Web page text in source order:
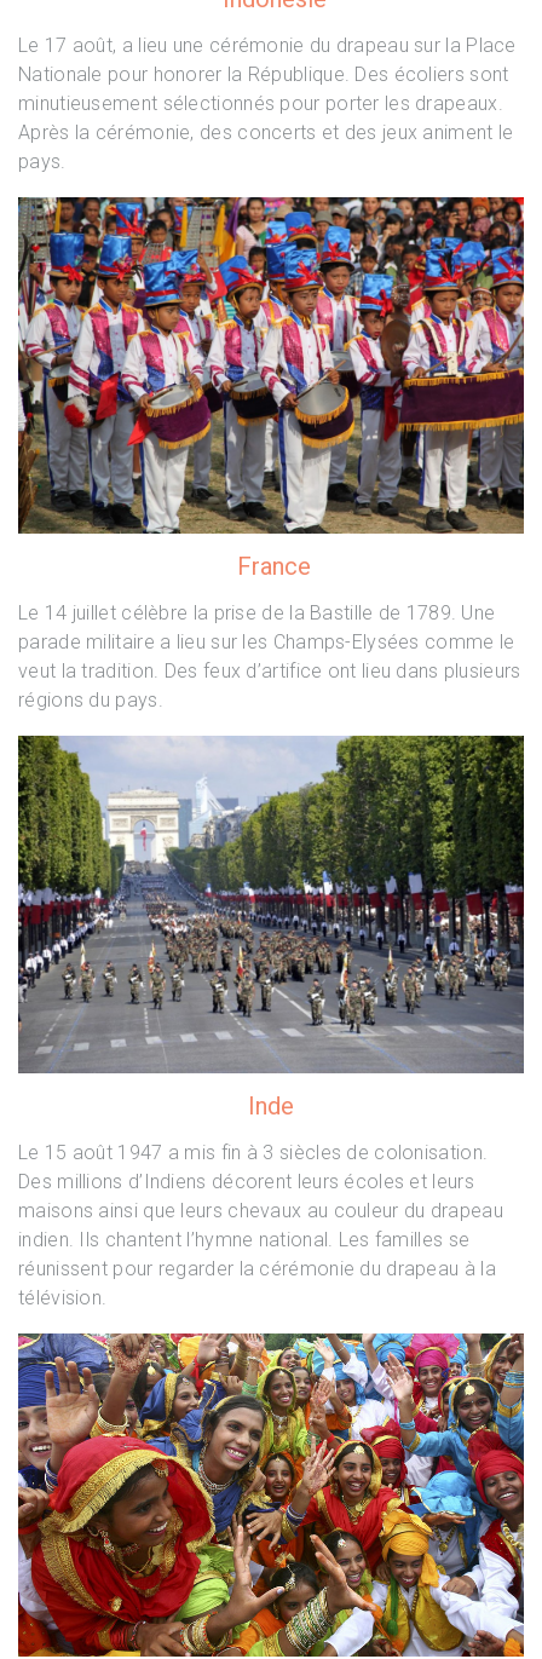
Le 17 août, a lieu une cérémonie du drapeau sur la Place
Nationale pour honorer la République. Des écoliers sont
minutieusement sélectionnés pour porter les drapeaux.
Après la cérémonie, des concerts et des jeux animent le
pays.
France
Le 14 juillet célèbre la prise de la Bastille de 1789. Une
parade militaire a lieu sur les Champs-Elysées comme le
veut la tradition. Des feux d’artifice ont lieu dans plusieurs
régions du pays.
Inde
Le 15 août 1947 a mis fin à 3 siècles de colonisation.
Des millions d’Indiens décorent leurs écoles et leurs
maisons ainsi que leurs chevaux au couleur du drapeau
indien. Ils chantent l’hymne national. Les familles se
réunissent pour regarder la cérémonie du drapeau à la
télévision.